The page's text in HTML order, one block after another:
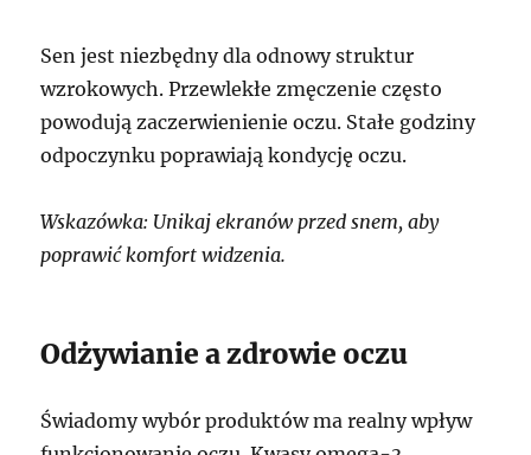
Sen jest niezbędny dla odnowy struktur
wzrokowych. Przewlekłe zmęczenie często
powodują zaczerwienienie oczu. Stałe godziny
odpoczynku poprawiają kondycję oczu.
Wskazówka: Unikaj ekranów przed snem, aby
poprawić komfort widzenia.
Odżywianie a zdrowie oczu
Świadomy wybór produktów ma realny wpływ